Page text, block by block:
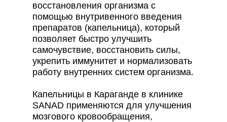
восстановления организма с
помощью внутривенного введения
препаратов (капельница), который
позволяет быстро улучшить
самочувствие, восстановить силы,
укрепить иммунитет и нормализовать
работу внутренних систем организма.
Капельницы в Караганде в клинике
SANAD применяются для улучшения
мозгового кровообращения,